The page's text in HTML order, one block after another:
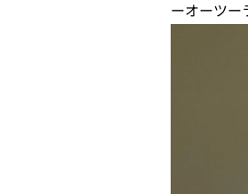
ーオーツー